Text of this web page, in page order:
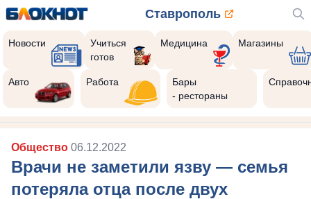
Ставрополь
Новости
Учиться
готов
Медицина Магазины
Авто Работа
Бары
- рестораны
Общество 06.12.2022
Врачи не заметили язву — семья
потеряла отца после двух